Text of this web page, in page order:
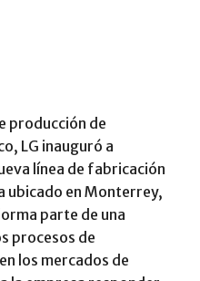
producción de
LG inauguró a
línea de fabricación
ubicado en Monterrey,
parte de una
procesos de
los mercados de